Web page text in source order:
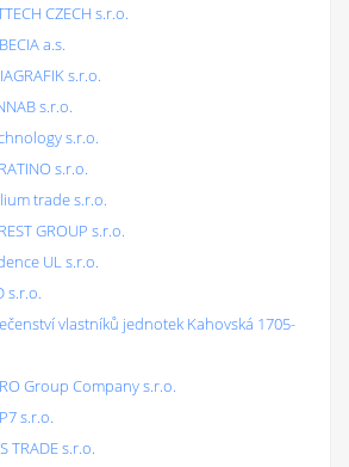
CZECH s.r.o.
a.s.
s.r.o.
s.r.o.
s.r.o.
s.r.o.
trade s.r.o.
GROUP s.r.o.
UL s.r.o.
s.r.o.
vlastníků jednotek Kahovská 1705-
Group Company s.r.o.
s.r.o.
TRADE s.r.o.